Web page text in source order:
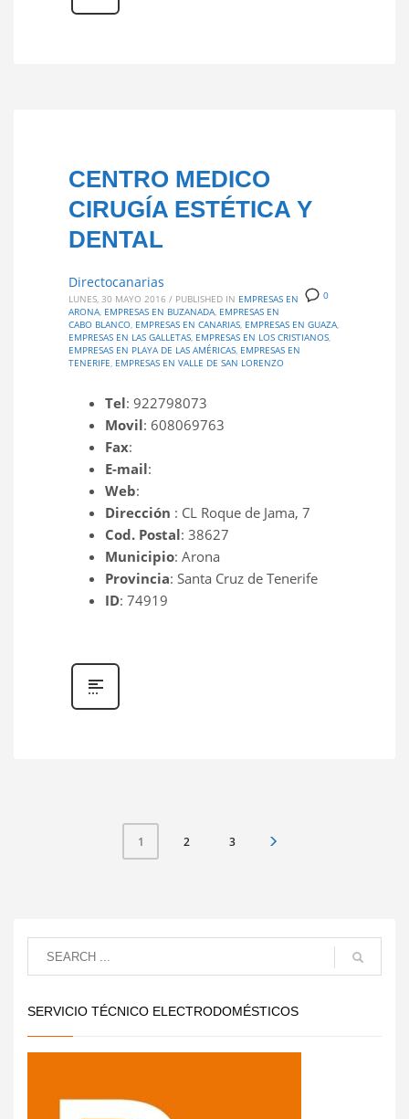
CENTRO MEDICO
CIRUGÍA ESTÉTICA Y
DENTAL
0
Directocanarias
LUNES, 30 MAYO 2016 / PUBLISHED IN EMPRESAS EN
ARONA, EMPRESAS EN BUZANADA, EMPRESAS EN
CABO BLANCO, EMPRESAS EN CANARIAS, EMPRESAS EN GUAZA,
EMPRESAS EN LAS GALLETAS, EMPRESAS EN LOS CRISTIANOS,
EMPRESAS EN PLAYA DE LAS AMÉRICAS, EMPRESAS EN
TENERIFE, EMPRESAS EN VALLE DE SAN LORENZO
Tel: 922798073
Movil: 608069763
Fax:
E-mail:
Web:
Dirección : CL Roque de Jama, 7
Cod. Postal: 38627
Municipio: Arona
Provincia: Santa Cruz de Tenerife
ID: 74919
1 2 3
SERVICIO TÉCNICO ELECTRODOMÉSTICOS